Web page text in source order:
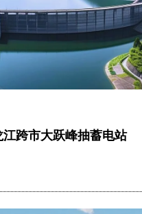
跨市大跃峰抽蓄电站